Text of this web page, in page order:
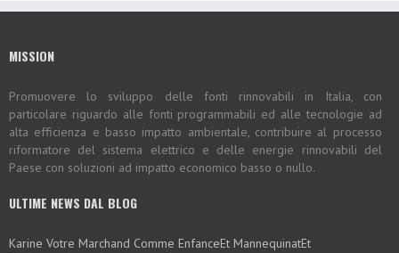
MISSION
Promuovere lo sviluppo delle fonti rinnovabili in Italia, con
particolare riguardo alle fonti programmabili ed alle tecnologie ad
alta efficienza e basso impatto ambientale, contribuire al processo
riformatore del sistema elettrico e delle energie rinnovabili del
Paese con soluzioni ad impatto economico basso o nullo.
ULTIME NEWS DAL BLOG
Karine Votre Marchand Comme EnfanceEt MannequinatEt